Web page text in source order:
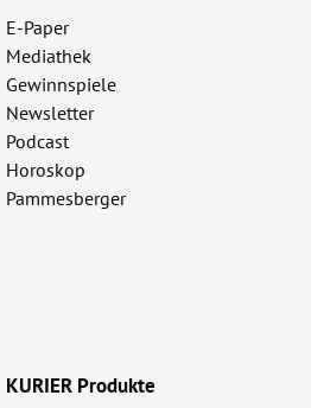
E-Paper
Mediathek
Gewinnspiele
Newsletter
Podcast
Horoskop
Pammesberger
KURIER Produkte